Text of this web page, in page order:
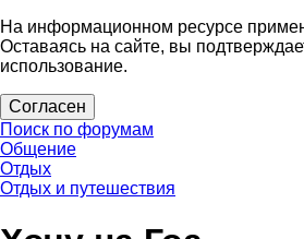
На информационном ресурсе
Оставаясь на сайте, вы
использование.
Согласен
Поиск по форумам
Общение
Отдых
Отдых и путешествия